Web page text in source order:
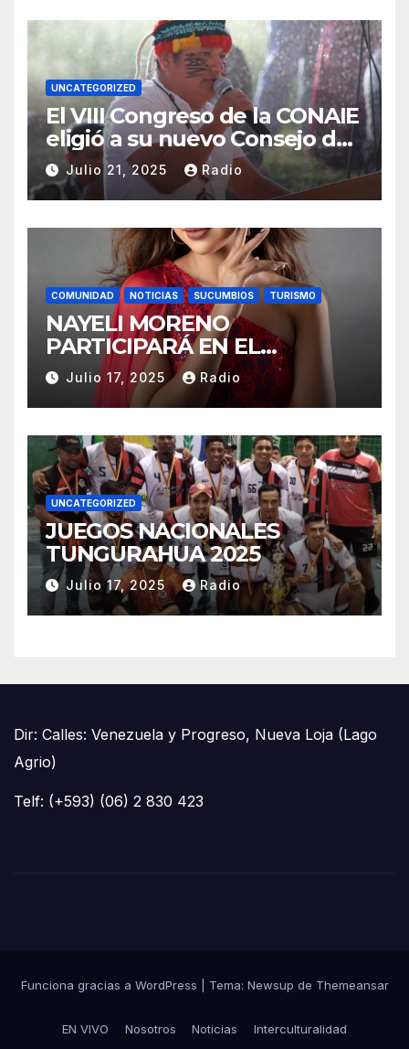
UNCATEGORIZED
El VIII Congreso de la CONAIE
eligió a su nuevo Consejo de
Gobierno de la CONAIE 2025–
2028.
Julio 21, 2025 Radio
COMUNIDAD NOTICIAS SUCUMBIOS TURISMO
NAYELI MORENO
PARTICIPARÁ EN EL
REINADO NACIONAL DEL
CAFÉ LA TOQUILLA 2025 EN
REPRESENTACIÓN DE
SUCUMBÍOS
Julio 17, 2025 Radio
UNCATEGORIZED
JUEGOS NACIONALES
TUNGURAHUA 2025
Julio 17, 2025 Radio
Dir: Calles: Venezuela y Progreso, Nueva Loja (Lago
Agrio)
Telf: (+593) (06) 2 830 423
Funciona gracias a WordPress Tema: Newsup de Themeansar
EN VIVO Nosotros Noticias Interculturalidad